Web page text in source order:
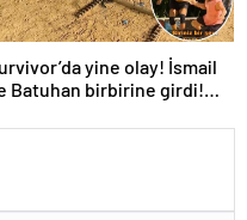
yine olay! İsmail
Batuhan birbirine girdi!